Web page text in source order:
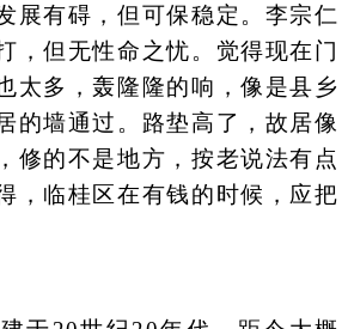
展有碍，但可保稳定。李宗仁
，但无性命之忧。觉得现在门
太多，轰隆隆的响，像是县乡
的墙通过。路垫高了，故居像
修的不是地方，按老说法有点
，临桂区在有钱的时候，应把